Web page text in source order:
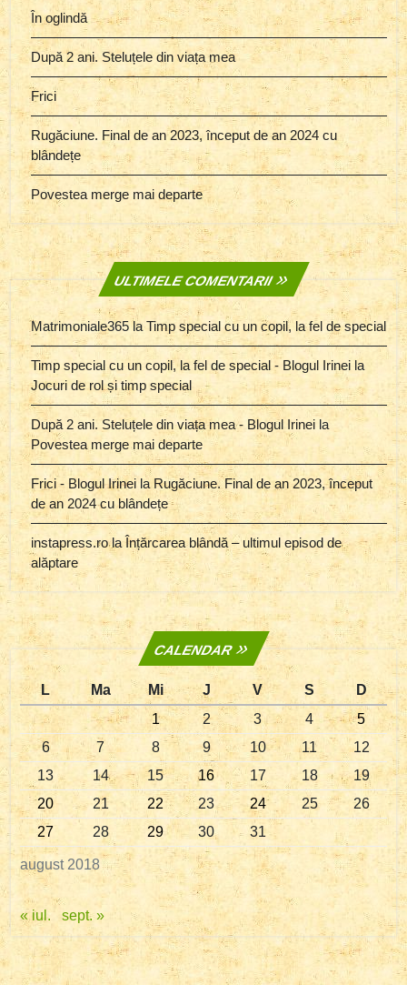
În oglindă
După 2 ani. Steluțele din viața mea
Frici
Rugăciune. Final de an 2023, început de an 2024 cu
blândețe
Povestea merge mai departe
ULTIMELE COMENTARII
Matrimoniale365la Timp special cu un copil, la fel de special
Timp special cu un copil, la fel de special - Blogul Irinei la
Jocuri de rol și timp special
După 2 ani. Steluțele din viața mea - Blogul Irinei la
Povestea merge mai departe
Frici - Blogul Irinei la Rugăciune. Final de an 2023, început
de an 2024 cu blândețe
instapress.rolaÎnțărcarea blândă – ultimul episod de
alăptare
CALENDAR
august 2018
L Ma Mi J V S
D
1
2 3 4
5
6
7 8 9 10 11
12
13
14 15 16 17 18
19
20
21 22 23 24 25
26
27
28 29 30 31
« iul. sept. »